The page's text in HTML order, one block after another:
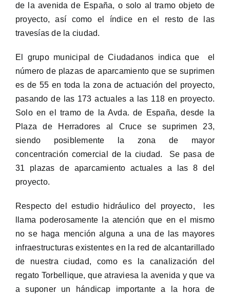
de la avenida de España, o solo al tramo objeto de
proyecto, así como el índice en el resto de las
travesías de la ciudad.
El grupo municipal de Ciudadanos indica que el
número de plazas de aparcamiento que se suprimen
es de 55 en toda la zona de actuación del proyecto,
pasando de las 173 actuales a las 118 en proyecto.
Solo en el tramo de la Avda. de España, desde la
Plaza de Herradores al Cruce se suprimen 23,
siendo posiblemente la zona de mayor
concentración comercial de la ciudad. Se pasa de
31 plazas de aparcamiento actuales a las 8 del
proyecto.
Respecto del estudio hidráulico del proyecto, les
llama poderosamente la atención que en el mismo
no se haga mención alguna a una de las mayores
infraestructuras existentes en la red de alcantarillado
de nuestra ciudad, como es la canalización del
regato Torbellique, que atraviesa la avenida y que va
a suponer un hándicap importante a la hora de